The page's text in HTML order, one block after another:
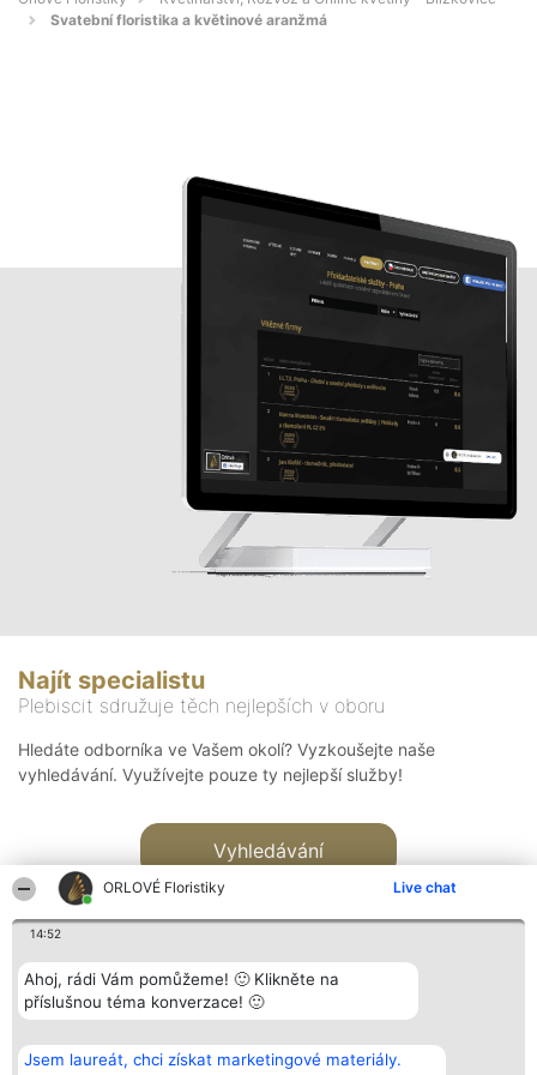
ORLOVÉ Floristiky Live chat
14:52
Ahoj, rádi Vám pomůžeme! 🙂 Klikněte na
příslušnou téma konverzace! 🙂
Jsem laureát, chci získat marketingové materiály.
Svatební floristika a květinové aranžmá
Najít specialistu
Plebiscit sdružuje těch nejlepších v oboru
Hledáte odborníka ve Vašem okolí? Vyzkoušejte naše
vyhledávání. Využívejte pouze ty nejlepší služby!
Vyhledávání
Bright Side Solutions sp. z o.
o. sp. k.
Vítězové
Seznam všech
Kontakt